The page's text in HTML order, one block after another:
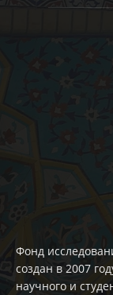
Фонд
создан в 2007
научного и